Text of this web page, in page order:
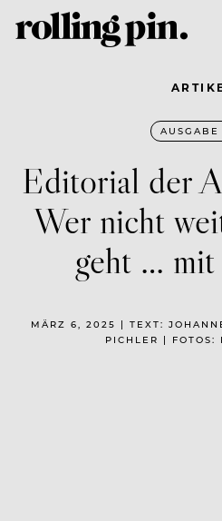
Editorial der
Wer nicht
geht …
MÄRZ 6, 2025 | TEXT:
PICHLER | FOTOS: